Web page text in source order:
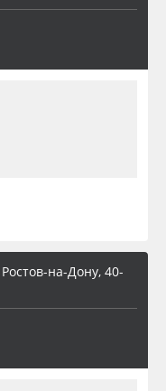
на-Дону, 40-